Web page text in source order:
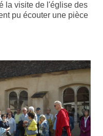
la visite de l'église des
pu écouter une pièce